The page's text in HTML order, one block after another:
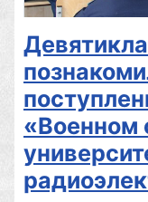
«Военном